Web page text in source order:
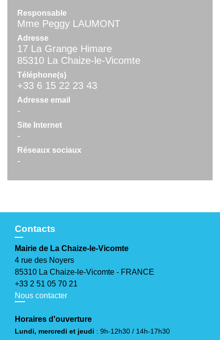
Responsable
Mme Peggy LAUMONT
Adresse
17 La Grange Himare
85310 La Chaize-le-Vicomte
Téléphone(s)
+33 6 15 22 23 43
Adresse email
-
Site Internet
-
Réseaux sociaux
-
Contacts
Mairie de La Chaize-le-Vicomte
4 rue des Noyers
85310 La Chaize-le-Vicomte - FRANCE
+33 2 51 05 70 21
Nous contacter
Horaires d'ouverture
Lundi, mercredi et jeudi : 9h-12h30 / 14h-17h30